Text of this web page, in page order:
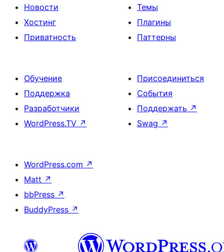
Новости
Хостинг
Приватность
Темы
Плагины
Паттерны
Обучение
Поддержка
Разработчики
WordPress.TV ↗
Присоединиться
События
Поддержать ↗
Swag ↗
WordPress.com ↗
Matt ↗
bbPress ↗
BuddyPress ↗